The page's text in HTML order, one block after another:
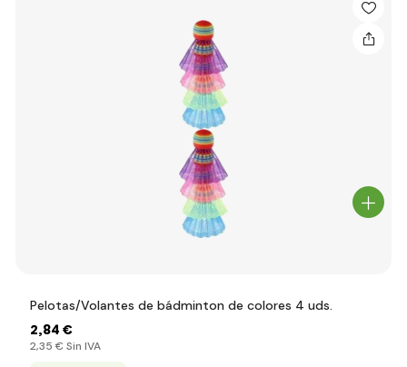
Pelotas/Volantes de bádminton de colores 4 uds.
2,84 €
2,35 € Sin IVA